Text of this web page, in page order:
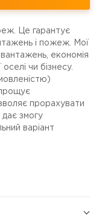
Це гарантує
і пожеж. Мої
економія
чи бізнесу.
прорахувати
дає змогу
варіант